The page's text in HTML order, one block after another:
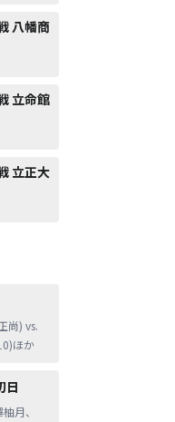
八幡商
立命館
立正大
尚) vs.
ほか
日
月、